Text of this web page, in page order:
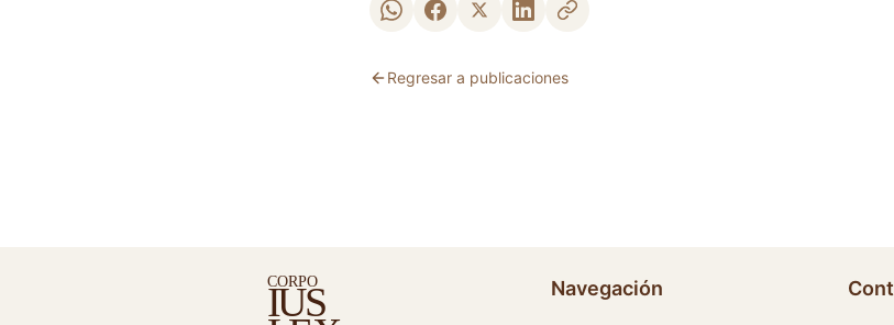
Regresar a publicaciones
US
I
CORPO Navegación